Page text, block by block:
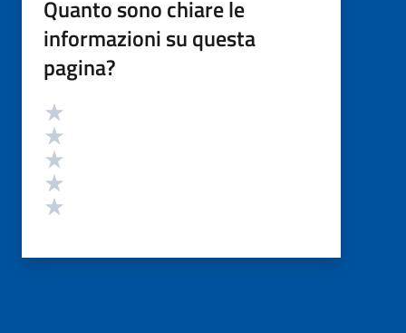
Quanto sono chiare le
informazioni su questa
pagina?
Valutazione